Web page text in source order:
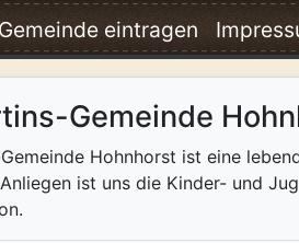
Gemeinde eintragen
Gemeinde
Hohnhorst ist eine
ist uns die Kinder- und